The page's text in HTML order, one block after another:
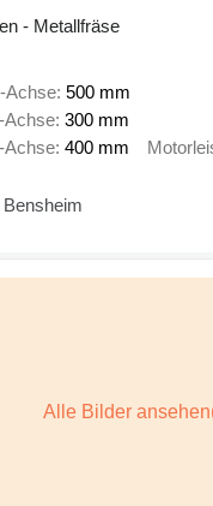
- Metallfräse
Achse 500 mm
Achse 300 mm
Achse 400 mm